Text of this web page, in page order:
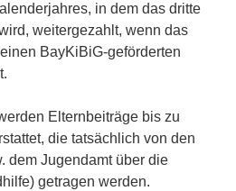
in dem das dritte
weitergezahlt, wenn das
BayKiBiG-geförderten
Elternbeiträge bis zu
die tatsächlich von den
dem Jugendamt über die
getragen werden.